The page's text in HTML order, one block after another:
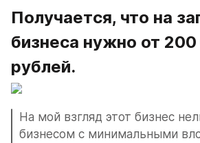
Получается, что на
бизнеса нужно от
рублей.
На мой взгляд этот бизнес
бизнесом с минимальными